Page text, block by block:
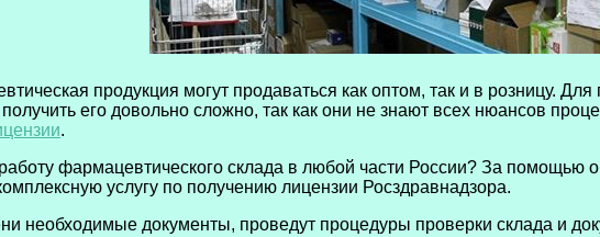
продукция могут продаваться как оптом, так и в розницу.
его довольно сложно, так как они не знают всех нюансов
.
фармацевтического склада в любой части России? За
услугу по получению лицензии Росздравнадзора.
необходимые документы, проведут процедуры проверки склада и